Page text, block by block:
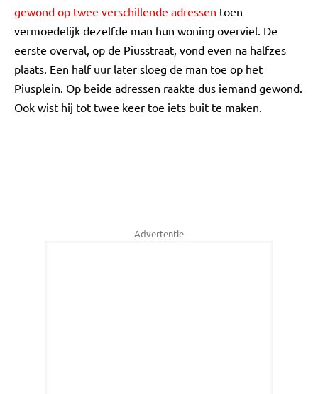
gewond op twee verschillende adressen toen
vermoedelijk dezelfde man hun woning overviel. De
eerste overval, op de Piusstraat, vond even na halfzes
plaats. Een half uur later sloeg de man toe op het
Piusplein. Op beide adressen raakte dus iemand gewond.
Ook wist hij tot twee keer toe iets buit te maken.
Advertentie